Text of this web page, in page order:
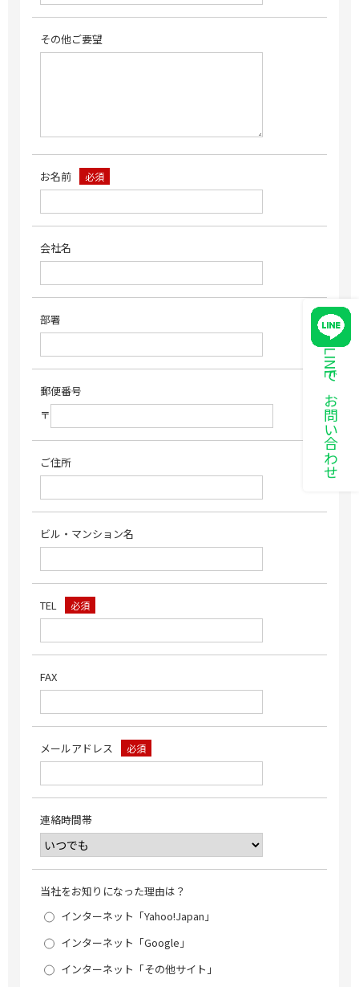
LINEでお問い合わせ
その他ご要望
お名前 必須
会社名
部署
郵便番号
〒
ご住所
ビル・マンション名
TEL 必須
FAX
メールアドレス 必須
連絡時間帯
当社をお知りになった理由は？
インターネット「Yahoo!Japan」
インターネット「Google」
インターネット「その他サイト」